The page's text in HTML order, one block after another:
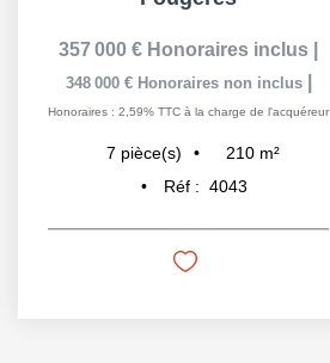
357 000 € Honoraires inclus
348 000 € Honoraires non inclus
Honoraires : 2,59% TTC à la charge de l'acquéreur
7 pièce(s) 210 m²
Réf : 4043